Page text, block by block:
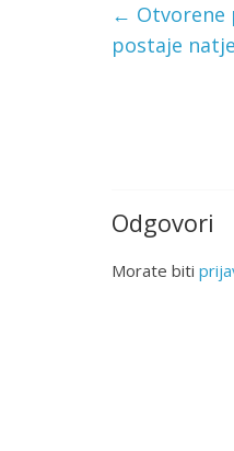
← Otvorene
postaje
Odgovori
Morate biti